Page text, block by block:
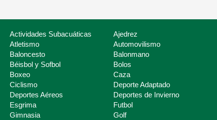
Deporte Escolar
Actividades Subacuáticas
Ajedrez
Atletismo
Automovilismo
Baloncesto
Balonmano
Béisbol y Sofbol
Bolos
Boxeo
Caza
Ciclismo
Deporte Adaptado
Deportes Aéreos
Deportes de Invierno
Esgrima
Futbol
Gimnasia
Golf